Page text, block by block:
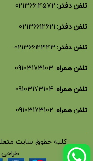
تلفن دفتر: 02136614572
تلفن دفتر: 02136612621
تلفن دفتر: 02136612343
تلفن همراه: 09103173103
تلفن همراه: 09103173104
تلفن همراه: 09103173102
کلیه حقوق سایت